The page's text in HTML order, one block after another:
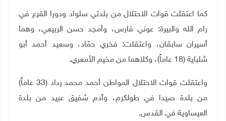
كما اعتقلت قوات الاحتلال من بلدتي سلواد ودورا القرع في
رام الله والبيرة: عوني فارس، وأمجد حسن الربيعي، وهما
أسيران سابقان، واعتقلت: فخري حمّاد، وسعيد أحمد أبو
شلباية (18 عاماً)، وكلاهما من مخيم الأمعري
.
واعتقلت قوات الاحتلال المواطن أحمد محمد رداد (33 عاماً)
من بلدة صيدا في طولكرم، وآدم شفيق عبيد من بلدة
العيساوية في القدس.